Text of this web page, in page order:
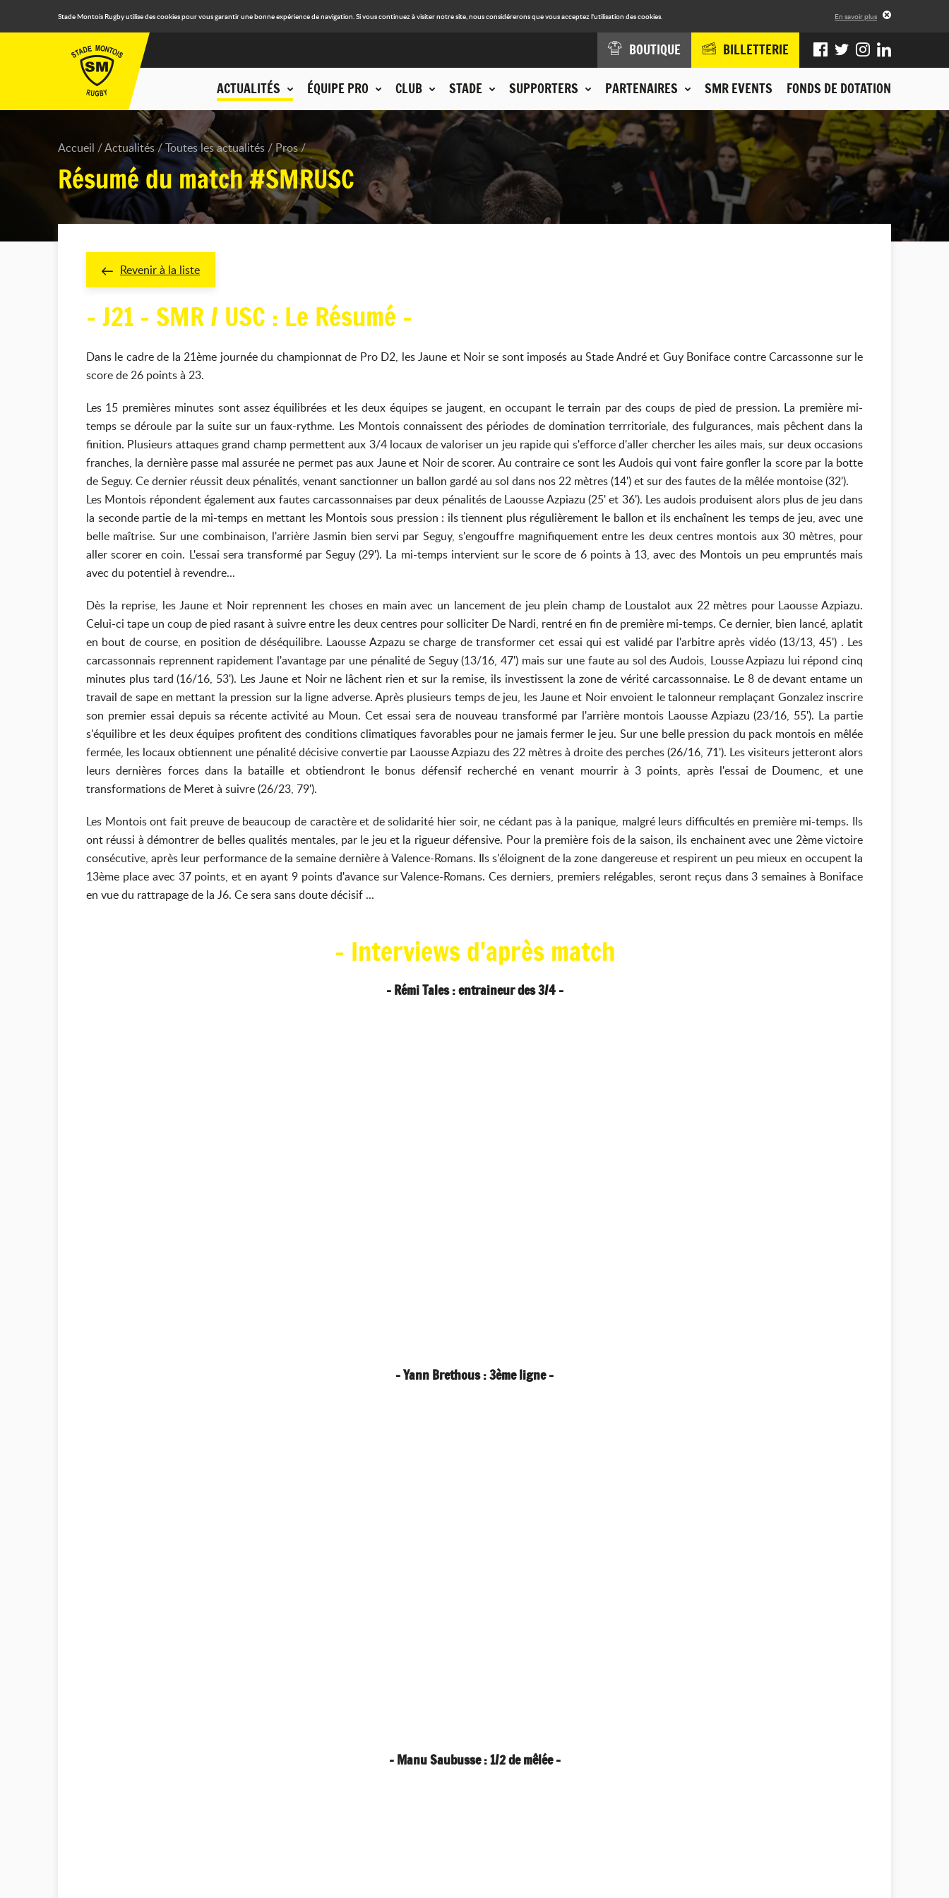
Stade Montois Rugby utilise des cookies pour vous garantir une bonne expérience de navigation. Si vous continuez à visiter notre site, nous considérerons que vous acceptez l'utilisation des cookies. En savoir plus
ACTUALITÉS ÉQUIPE PRO CLUB STADE SUPPORTERS PARTENAIRES SMR EVENTS FONDS DE DOTATION
BOUTIQUE BILLETTERIE
Accueil Actualités Toutes les actualités Pros
Résumé du match #SMRUSC
Revenir à la liste
- J21 - SMR / USC : Le Résumé -
Dans le cadre de la 21ème journée du championnat de Pro D2, les Jaune et Noir se sont imposés au Stade André et Guy Boniface contre Carcassonne sur le
score de 26 points à 23.
Les 15 premières minutes sont assez équilibrées et les deux équipes se jaugent, en occupant le terrain par des coups de pied de pression. La première mi-
temps se déroule par la suite sur un faux-rythme. Les Montois connaissent des périodes de domination terrritoriale, des fulgurances, mais pêchent dans la
finition. Plusieurs attaques grand champ permettent aux 3/4 locaux de valoriser un jeu rapide qui s'efforce d'aller chercher les ailes mais, sur deux occasions
franches, la dernière passe mal assurée ne permet pas aux Jaune et Noir de scorer. Au contraire ce sont les Audois qui vont faire gonfler la score par la botte
de Seguy. Ce dernier réussit deux pénalités, venant sanctionner un ballon gardé au sol dans nos 22 mètres (14') et sur des fautes de la mêlée montoise (32').
Les Montois répondent également aux fautes carcassonnaises par deux pénalités de Laousse Azpiazu (25' et 36'). Les audois produisent alors plus de jeu dans
la seconde partie de la mi-temps en mettant les Montois sous pression : ils tiennent plus régulièrement le ballon et ils enchaînent les temps de jeu, avec une
belle maîtrise. Sur une combinaison, l'arrière Jasmin bien servi par Seguy, s'engouffre magnifiquement entre les deux centres montois aux 30 mètres, pour
aller scorer en coin. L'essai sera transformé par Seguy (29'). La mi-temps intervient sur le score de 6 points à 13, avec des Montois un peu empruntés mais
avec du potentiel à revendre...
Dès la reprise, les Jaune et Noir reprennent les choses en main avec un lancement de jeu plein champ de Loustalot aux 22 mètres pour Laousse Azpiazu.
Celui-ci tape un coup de pied rasant à suivre entre les deux centres pour solliciter De Nardi, rentré en fin de première mi-temps. Ce dernier, bien lancé, aplatit
en bout de course, en position de déséquilibre. Laousse Azpazu se charge de transformer cet essai qui est validé par l'arbitre après vidéo (13/13, 45') . Les
carcassonnais reprennent rapidement l'avantage par une pénalité de Seguy (13/16, 47') mais sur une faute au sol des Audois, Lousse Azpiazu lui répond cinq
minutes plus tard (16/16, 53'). Les Jaune et Noir ne lâchent rien et sur la remise, ils investissent la zone de vérité carcassonnaise. Le 8 de devant entame un
travail de sape en mettant la pression sur la ligne adverse. Après plusieurs temps de jeu, les Jaune et Noir envoient le talonneur remplaçant Gonzalez inscrire
son premier essai depuis sa récente activité au Moun. Cet essai sera de nouveau transformé par l'arrière montois Laousse Azpiazu (23/16, 55'). La partie
s'équilibre et les deux équipes profitent des conditions climatiques favorables pour ne jamais fermer le jeu. Sur une belle pression du pack montois en mêlée
fermée, les locaux obtiennent une pénalité décisive convertie par Laousse Azpiazu des 22 mètres à droite des perches (26/16, 71'). Les visiteurs jetteront alors
leurs dernières forces dans la bataille et obtiendront le bonus défensif recherché en venant mourrir à 3 points, après l'essai de Doumenc, et une
transformations de Meret à suivre (26/23, 79').
Les Montois ont fait preuve de beaucoup de caractère et de solidarité hier soir, ne cédant pas à la panique, malgré leurs difficultés en première mi-temps. Ils
ont réussi à démontrer de belles qualités mentales, par le jeu et la rigueur défensive. Pour la première fois de la saison, ils enchainent avec une 2ème victoire
consécutive, après leur performance de la semaine dernière à Valence-Romans. Ils s'éloignent de la zone dangereuse et respirent un peu mieux en occupent la
13ème place avec 37 points, et en ayant 9 points d'avance sur Valence-Romans. Ces derniers, premiers relégables, seront reçus dans 3 semaines à Boniface
en vue du rattrapage de la J6. Ce sera sans doute décisif ...
- Interviews d'après match
- Rémi Tales : entraineur des 3/4 -
- Yann Brethous : 3ème ligne -
- Manu Saubusse : 1/2 de mêlée -